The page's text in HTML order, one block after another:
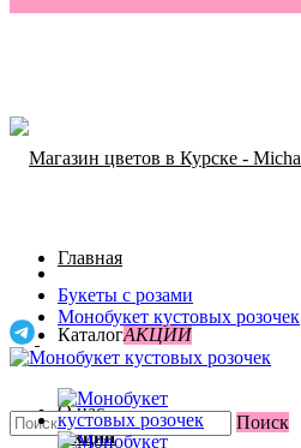
Главная
КаталогАКЦИИ
Акции
О нас
Поиск
Букеты с розами
Монобукет кустовых розочек